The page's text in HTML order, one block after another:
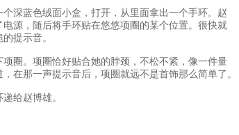
蓝色绒面小盒，打开，从里面拿出一个手环。赵
源，随后将手环贴在悠悠项圈的某个位置。很快就
提示音。
。项圈恰好贴合她的脖颈，不松不紧，像一件量
在那一声提示音后，项圈就远不是首饰那么简单了。
给赵博雄。